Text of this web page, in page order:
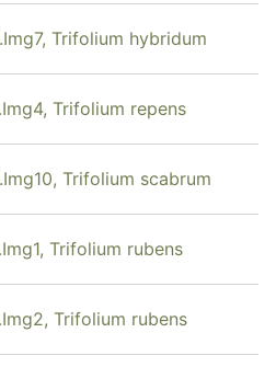
Trifolium hybridum
Trifolium repens
Trifolium scabrum
Trifolium rubens
Trifolium rubens